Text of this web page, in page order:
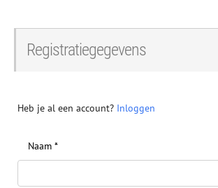
Registratiegegevens
Heb je al een account? Inloggen
Naam *